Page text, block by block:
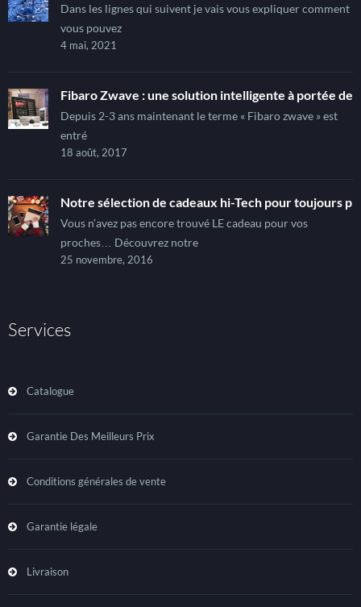
Dans les lignes qui suivent je vais vous expliquer comment
vous pouvez
4 mai, 2021
Fibaro Zwave : une solution intelligente à portée de
Depuis 2-3 ans maintenant le terme « Fibaro zwave » est
entré
18 août, 2017
Notre sélection de cadeaux hi-Tech pour toujours
Vous n’avez pas encore trouvé LE cadeau pour vos
proches… Découvrez notre
25 novembre, 2016
Services
Catalogue
Garantie Des Meilleurs Prix
Conditions générales de vente
Garantie légale
Livraison